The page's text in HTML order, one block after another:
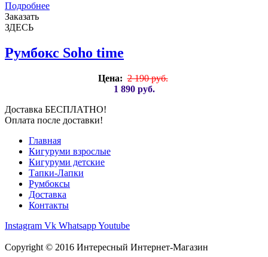
Подробнее
Заказать
ЗДЕСЬ
Румбокс Soho time
Цена: 2 190 руб.
1 890 руб.
Доставка БЕСПЛАТНО!
Оплата после доставки!
Главная
Кигуруми взрослые
Кигуруми детские
Тапки-Лапки
Румбоксы
Доставка
Контакты
Instagram Vk WhatsappYoutube
Copyright © 2016 Интересный Интернет-Магазин